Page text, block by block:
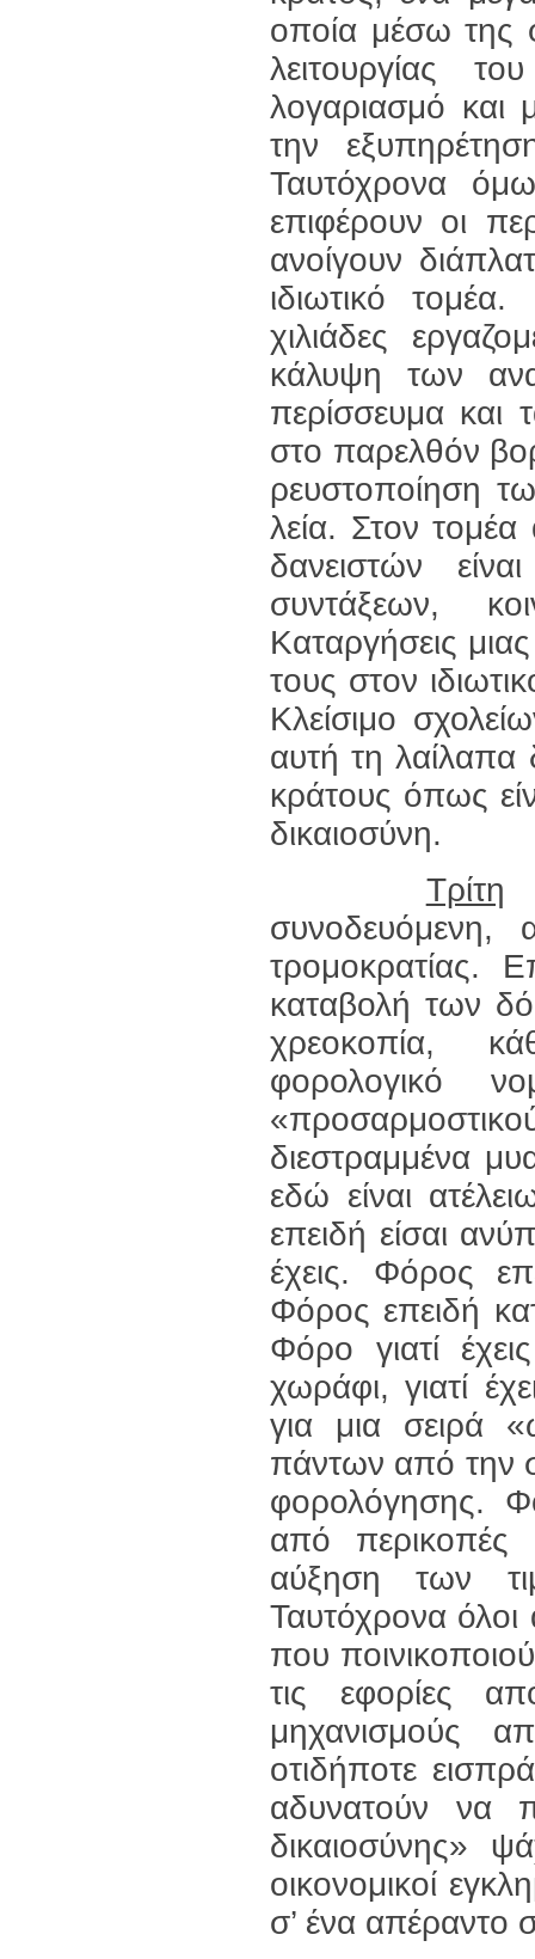
οποία μέσω της
λειτουργίας
λογαριασμό και
την
Ταυτόχρονα
επιφέρουν οι
ανοίγουν
ιδιωτικό
χιλιάδες
κάλυψη των
περίσσευμα και
στο παρελθόν
ρευστοποίηση
λεία. Στον
δανειστών
συντάξεων,
Καταργήσεις
τους στον
Κλείσιμο
αυτή τη
κράτους όπως
δικαιοσύνη.
Τρίτη
τρομοκρατίας.
καταβολή των
χρεοκοπία,
φορολογικό
διεστραμμένα
εδώ είναι
επειδή είσαι
έχεις. Φόρος
Φόρος επειδή
Φόρο γιατί
χωράφι, γιατί
για μια σειρά
πάντων από την
φορολόγησης.
από περικοπές
αύξηση των
Ταυτόχρονα
που
τις εφορίες
μηχανισμούς
οτιδήποτε
αδυνατούν να
δικαιοσύνης»
οικονομικοί
σ’ ένα απέραντο